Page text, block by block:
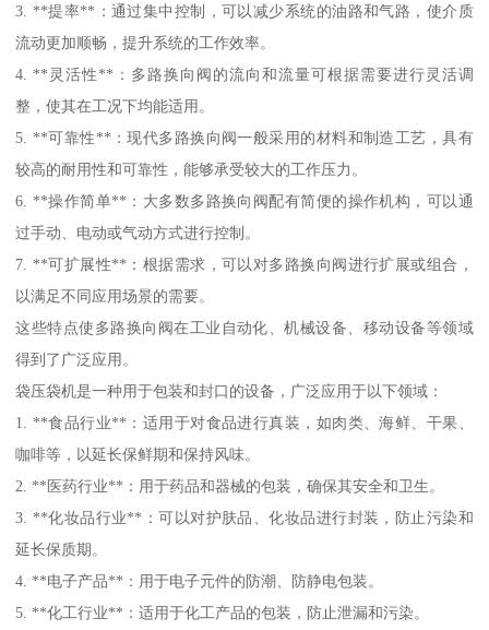
3. **提率**：通过集中控制，可以减少系统的油路和气路，使介质
流动更加顺畅，提升系统的工作效率。
4. **灵活性**：多路换向阀的流向和流量可根据需要进行灵活调
整，使其在工况下均能适用。
5. **可靠性**：现代多路换向阀一般采用的材料和制造工艺，具有
较高的耐用性和可靠性，能够承受较大的工作压力。
6. **操作简单**：大多数多路换向阀配有简便的操作机构，可以通
过手动、电动或气动方式进行控制。
7. **可扩展性**：根据需求，可以对多路换向阀进行扩展或组合，
以满足不同应用场景的需要。
这些特点使多路换向阀在工业自动化、机械设备、移动设备等领域
得到了广泛应用。
袋压袋机是一种用于包装和封口的设备，广泛应用于以下领域：
1. **食品行业**：适用于对食品进行真装，如肉类、海鲜、干果、
咖啡等，以延长保鲜期和保持风味。
2. **医药行业**：用于药品和器械的包装，确保其安全和卫生。
3. **化妆品行业**：可以对护肤品、化妆品进行封装，防止污染和
延长保质期。
4. **电子产品**：用于电子元件的防潮、防静电包装。
5. **化工行业**：适用于化工产品的包装，防止泄漏和污染。